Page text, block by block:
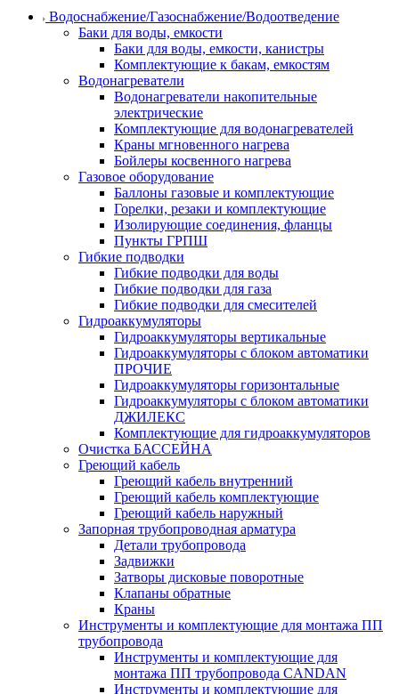
Водоснабжение/Газоснабжение/Водоотведение
Баки для воды, емкости
Баки для воды, емкости, канистры
Комплектующие к бакам, емкостям
Водонагреватели
Водонагреватели накопительные
электрические
Комплектующие для водонагревателей
Краны мгновенного нагрева
Бойлеры косвенного нагрева
Газовое оборудование
Баллоны газовые и комплектующие
Горелки, резаки и комплектующие
Изолирующие соединения, фланцы
Пункты ГРПШ
Гибкие подводки
Гибкие подводки для воды
Гибкие подводки для газа
Гибкие подводки для смесителей
Гидроаккумуляторы
Гидроаккумуляторы вертикальные
Гидроаккумуляторы с блоком автоматики
ПРОЧИЕ
Гидроаккумуляторы горизонтальные
Гидроаккумуляторы с блоком автоматики
ДЖИЛЕКС
Комплектующие для гидроаккумуляторов
Очистка БАССЕЙНА
Греющий кабель
Греющий кабель внутренний
Греющий кабель комплектующие
Греющий кабель наружный
Запорная трубопроводная арматура
Детали трубопровода
Задвижки
Затворы дисковые поворотные
Клапаны обратные
Краны
Инструменты и комплектующие для монтажа ПП
трубопровода
Инструменты и комплектующие для
монтажа ПП трубопровода CANDAN
Инструменты и комплектующие для